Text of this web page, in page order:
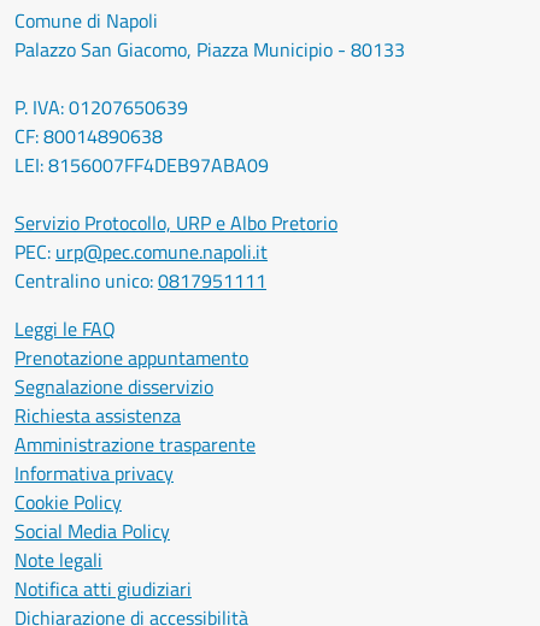
Comune di Napoli
Palazzo San Giacomo, Piazza Municipio - 80133
P. IVA: 01207650639
CF: 80014890638
LEI: 8156007FF4DEB97ABA09
Servizio Protocollo, URP e Albo Pretorio
PEC: urp@pec.comune.napoli.it
Centralino unico:0817951111
Leggi le FAQ
Prenotazione appuntamento
Segnalazione disservizio
Richiesta assistenza
Amministrazione trasparente
Informativa privacy
Cookie Policy
Social Media Policy
Note legali
Notifica atti giudiziari
Dichiarazione di accessibilità